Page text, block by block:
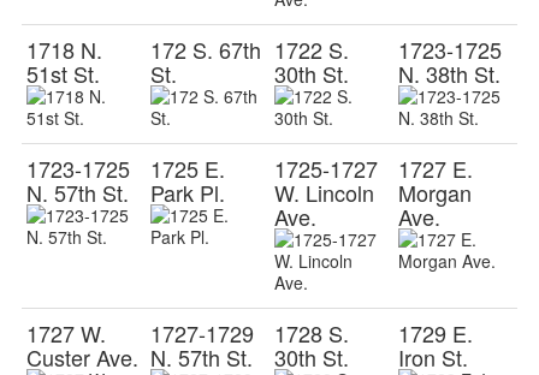
1718 N.
51st St.
172 S. 67th
St.
1722 S.
30th St.
1723-1725
N. 38th St.
1723-1725
N. 57th St.
1725 E.
Park Pl.
1725-1727
W. Lincoln
Ave.
1727 E.
Morgan
Ave.
1727 W.
Custer Ave.
1727-1729
N. 57th St.
1728 S.
30th St.
1729 E.
Iron St.